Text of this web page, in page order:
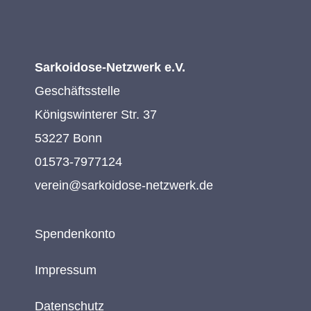
Sarkoidose-Netzwerk e.V.
Geschäftsstelle
Königswinterer Str. 37
53227 Bonn
01573-7977124
verein@sarkoidose-netzwerk.de
Spendenkonto
Impressum
Datenschutz